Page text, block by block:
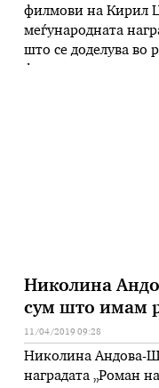
филмови на Кирил
меѓународната
што се доделува во
Николина
сум што имам
11/04/2019 09:28
Николина Андова-
наградата „Роман